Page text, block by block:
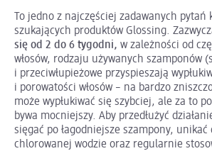
To jedno z najczęściej zadawanych pytań
szukających produktów Glossing.
się od 2 do 6 tygodni, w zależności od
włosów, rodzaju używanych szamponów
i przeciwłupieżowe przyspieszają
i porowatości włosów – na bardzo
może wypłukiwać się szybciej, ale za to
bywa mocniejszy. Aby przedłużyć
sięgać po łagodniejsze szampony,
chlorowanej wodzie oraz regularnie